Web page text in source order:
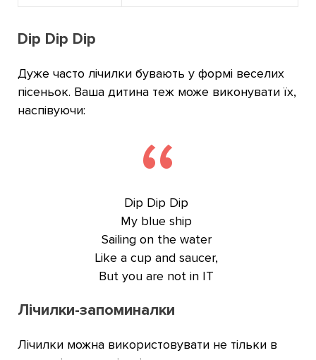
Dip Dip Dip
Дуже часто лічилки бувають у формі веселих
пісеньок. Ваша дитина теж може виконувати їх,
наспівуючи:
Dip Dip Dip
My blue ship
Sailing on the water
Like a cup and saucer,
But you are not in IT
Лічилки-запоминалки
Лічилки можна використовувати не тільки в